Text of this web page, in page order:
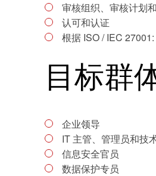
审核组织、审核计划
认可和认证
根据 ISO / IEC
目标群
企业领导
IT 主管、管理员和技
信息安全官员
数据保护专员